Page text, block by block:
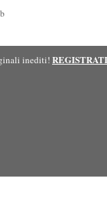
inediti!